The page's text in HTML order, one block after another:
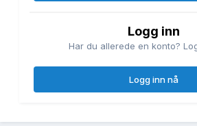
Logg inn
Har du allerede en konto?
Logg inn nå